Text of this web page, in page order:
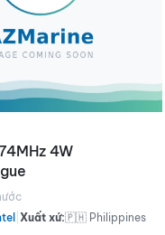
4W
Xuất xứ:🇵🇭 Philippines